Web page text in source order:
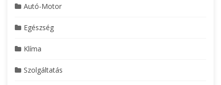
Autó-Motor
Egészség
Klíma
Szolgáltatás